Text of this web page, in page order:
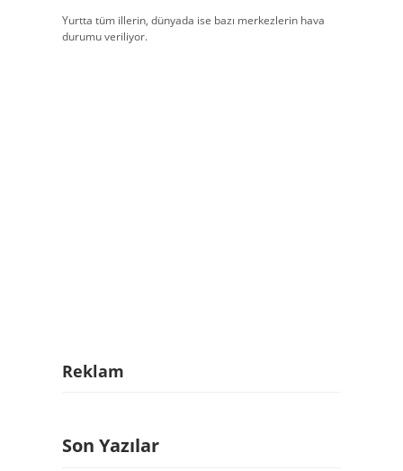
Yurtta tüm illerin, dünyada ise bazı merkezlerin hava
durumu veriliyor.
Reklam
Son Yazılar